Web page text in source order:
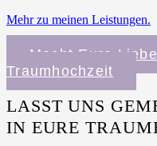
Mehr zu meinen Leistungen.
Macht Eure
Traumhochzeit
LASST UNS
IN EURE